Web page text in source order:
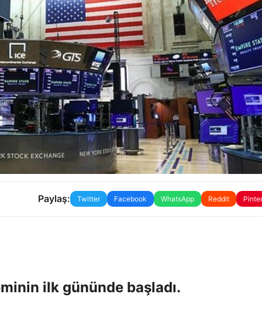
Paylaş: Twitter Facebook WhatsApp Reddit
ilk gününde başladı.